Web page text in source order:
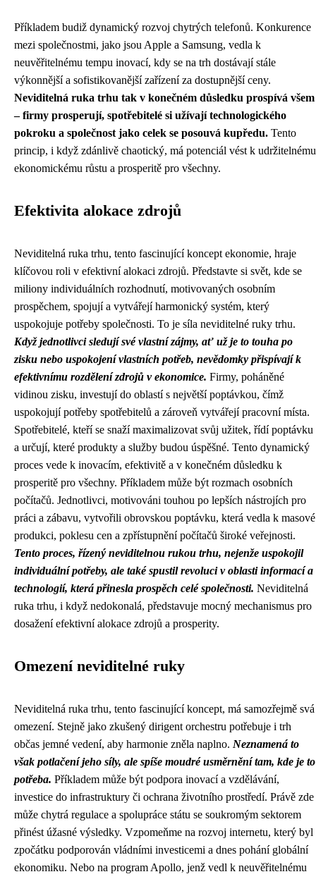
Příkladem budiž dynamický rozvoj chytrých telefonů. Konkurence
mezi společnostmi, jako jsou Apple a Samsung, vedla k
neuvěřitelnému tempu inovací, kdy se na trh dostávají stále
výkonnější a sofistikovanější zařízení za dostupnější ceny.
Neviditelná ruka trhu tak v konečném důsledku prospívá všem
– firmy prosperují, spotřebitelé si užívají technologického
pokroku a společnost jako celek se posouvá kupředu. Tento
princip, i když zdánlivě chaotický, má potenciál vést k udržitelnému
ekonomickému růstu a prosperitě pro všechny.
Efektivita alokace zdrojů
Neviditelná ruka trhu, tento fascinující koncept ekonomie, hraje
klíčovou roli v efektivní alokaci zdrojů. Představte si svět, kde se
miliony individuálních rozhodnutí, motivovaných osobním
prospěchem, spojují a vytvářejí harmonický systém, který
uspokojuje potřeby společnosti. To je síla neviditelné ruky trhu.
Když jednotlivci sledují své vlastní zájmy, ať už je to touha po
zisku nebo uspokojení vlastních potřeb, nevědomky přispívají k
efektivnímu rozdělení zdrojů v ekonomice. Firmy, poháněné
vidinou zisku, investují do oblastí s největší poptávkou, čímž
uspokojují potřeby spotřebitelů a zároveň vytvářejí pracovní místa.
Spotřebitelé, kteří se snaží maximalizovat svůj užitek, řídí poptávku
a určují, které produkty a služby budou úspěšné. Tento dynamický
proces vede k inovacím, efektivitě a v konečném důsledku k
prosperitě pro všechny. Příkladem může být rozmach osobních
počítačů. Jednotlivci, motivováni touhou po lepších nástrojích pro
práci a zábavu, vytvořili obrovskou poptávku, která vedla k masové
produkci, poklesu cen a zpřístupnění počítačů široké veřejnosti.
Tento proces, řízený neviditelnou rukou trhu, nejenže uspokojil
individuální potřeby, ale také spustil revoluci v oblasti informací a
technologií, která přinesla prospěch celé společnosti. Neviditelná
ruka trhu, i když nedokonalá, představuje mocný mechanismus pro
dosažení efektivní alokace zdrojů a prosperity.
Omezení neviditelné ruky
Neviditelná ruka trhu, tento fascinující koncept, má samozřejmě svá
omezení. Stejně jako zkušený dirigent orchestru potřebuje i trh
občas jemné vedení, aby harmonie zněla naplno. Neznamená to
však potlačení jeho síly, ale spíše moudré usměrnění tam, kde je to
potřeba. Příkladem může být podpora inovací a vzdělávání,
investice do infrastruktury či ochrana životního prostředí. Právě zde
může chytrá regulace a spolupráce státu se soukromým sektorem
přinést úžasné výsledky. Vzpomeňme na rozvoj internetu, který byl
zpočátku podporován vládními investicemi a dnes pohání globální
ekonomiku. Nebo na program Apollo, jenž vedl k neuvěřitelnému